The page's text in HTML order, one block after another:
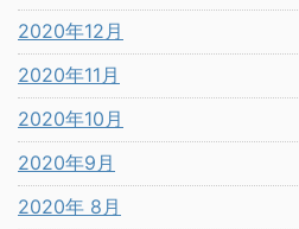
2020年12月
2020年11月
2020年10月
2020年9月
2020年 8月